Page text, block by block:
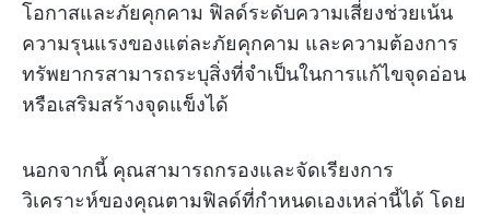
โอกาสและภัยคุกคาม ฟิลด์ระดับความเสี่ยงช่วยเน้น
ความรุนแรงของแต่ละภัยคุกคาม และความต้องการ
ทรัพยากรสามารถระบุสิ่งที่จำเป็นในการแก้ไขจุดอ่อน
หรือเสริมสร้างจุดแข็งได้
นอกจากนี้ คุณสามารถกรองและจัดเรียงการ
วิเคราะห์ของคุณตามฟิลด์ที่กำหนดเองเหล่านี้ได้ โดย